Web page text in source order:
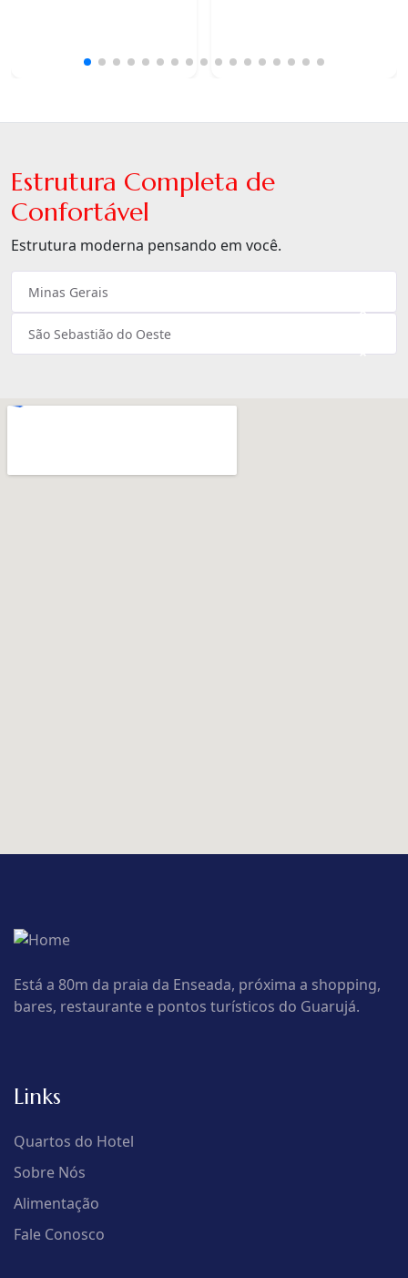
Estrutura Completa de
Confortável
Estrutura moderna pensando em você.
×
Minas Gerais
×
São Sebastião do Oeste
Está a 80m da praia da Enseada, próxima a shopping,
bares, restaurante e pontos turísticos do Guarujá.
Links
Quartos do Hotel
Sobre Nós
Alimentação
Fale Conosco